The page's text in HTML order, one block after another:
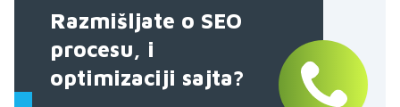
Razmišljate o SEO
procesu, i
optimizaciji sajta?